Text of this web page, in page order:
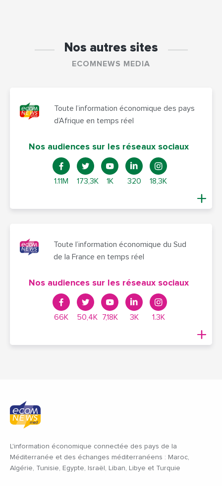
Nos autres sites
ECOMNEWS MEDIA
Toute l’information économique des pays
d’Afrique en temps réel
Nos audiences sur les réseaux sociaux
1.11M 173,3K 1K 320 18,3K
Toute l’information économique du Sud
de la France en temps réel
Nos audiences sur les réseaux sociaux
66K 50,4K 7,18K 3K 1.3K
L'information économique connectée des pays de la
Méditerranée et des échanges méditerranéens : Maroc,
Algérie, Tunisie, Egypte, Israël, Liban, Libye et Turquie